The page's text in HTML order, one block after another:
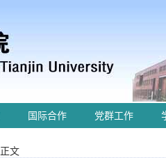
国际合作 党群工作
文